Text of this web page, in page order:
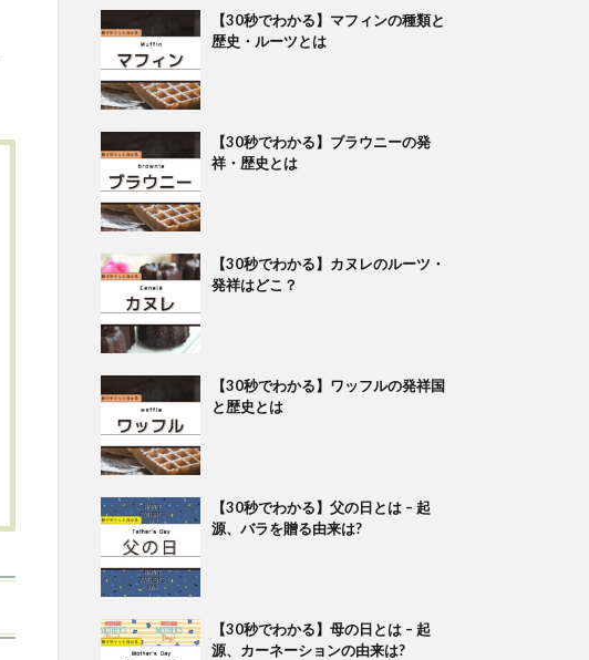
【30秒でわかる】マフィンの種類と
歴史・ルーツとは
【30秒でわかる】ブラウニーの発
祥・歴史とは
【30秒でわかる】カヌレのルーツ・
発祥はどこ？
【30秒でわかる】ワッフルの発祥国
と歴史とは
【30秒でわかる】父の日とは – 起
源、バラを贈る由来は?
【30秒でわかる】母の日とは – 起
源、カーネーションの由来は?